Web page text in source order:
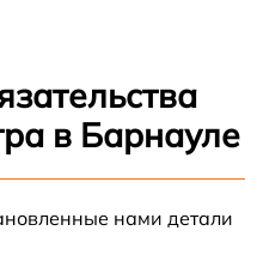
в Барнауле
нами детали